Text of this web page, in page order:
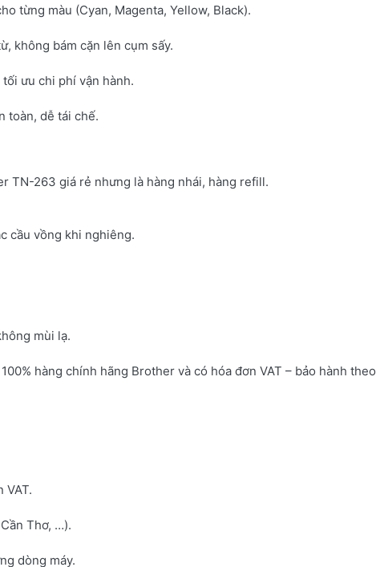
từng màu (Cyan, Magenta, Yellow, Black).
không bám cặn lên cụm sấy.
ưu chi phí vận hành.
toàn, dễ tái chế.
TN-263 giá rẻ nhưng là hàng nhái, hàng refill.
cầu vồng khi nghiêng.
mùi lạ.
hàng chính hãng Brother và có hóa đơn VAT – bảo hành theo
VAT.
Thơ, …).
dòng máy.